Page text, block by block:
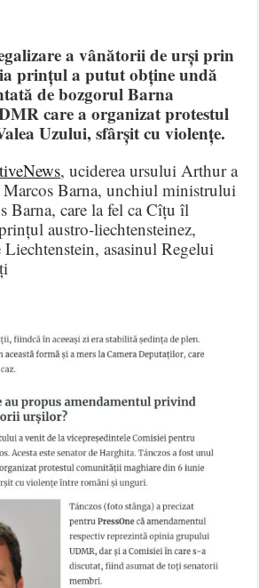
a vânătorii de urși prin
prințul a putut obține undă
de bozgorul Barna
care a organizat protestul
Uzului, sfârșit cu violențe.
, uciderea ursului Arthur a
Marcos Barna, unchiul ministrului
Barna, care la fel ca Cîțu îl
austro-liechtensteinez,
asasinul Regelui